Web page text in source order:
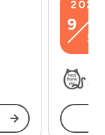
2026
9
5